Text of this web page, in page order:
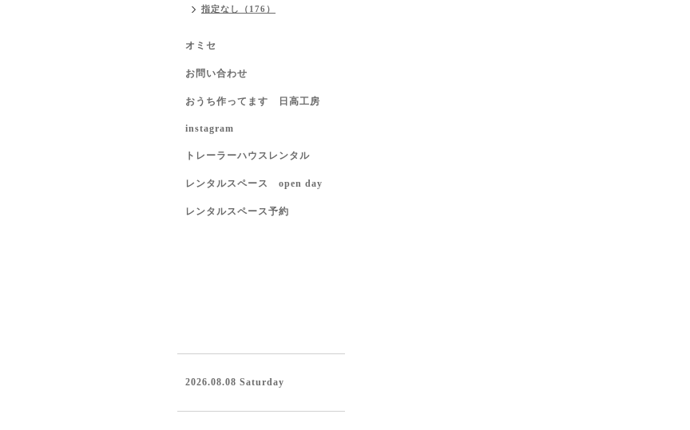
指定なし（176）
オミセ
お問い合わせ
おうち作ってます 日高工房
instagram
トレーラーハウスレンタル
レンタルスペース open day
レンタルスペース予約
2026.08.08 Saturday